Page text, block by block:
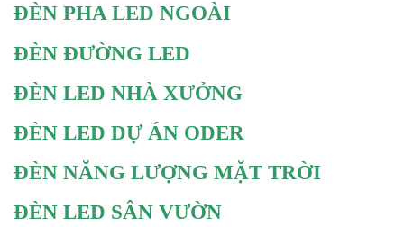
ĐÈN PHA LED NGOÀI
ĐÈN ĐƯỜNG LED
ĐÈN LED NHÀ XƯỞNG
ĐÈN LED DỰ ÁN ODER
ĐÈN NĂNG LƯỢNG MẶT TRỜI
ĐÈN LED SÂN VƯỜN